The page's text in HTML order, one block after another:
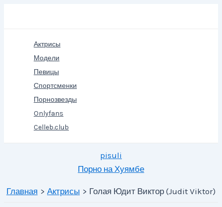
Актрисы
Модели
Певицы
Спортсменки
Порнозвезды
Onlyfans
Celleb.club
pisuli
Порно на Хуямбе
Главная Актрисы Голая Юдит Виктор (Judit Viktor)